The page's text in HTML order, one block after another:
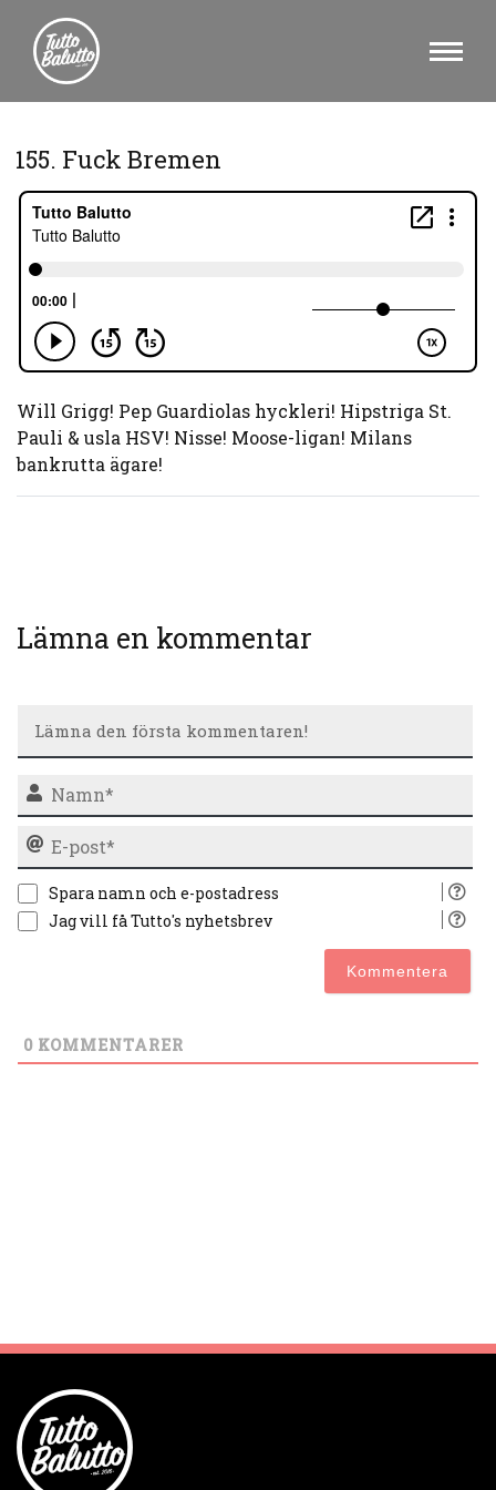
155. Fuck Bremen
Will Grigg! Pep Guardiolas hyckleri! Hipstriga St.
Pauli & usla HSV! Nisse! Moose-ligan! Milans
bankrutta ägare!
Lämna en kommentar
Spara namn och e-postadress
Jag vill få Tutto's nyhetsbrev
0 KOMMENTARER